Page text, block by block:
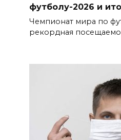
футболу-2026 и
Чемпионат мира по
рекордная